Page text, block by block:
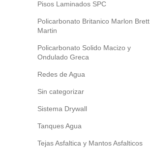
Pisos Laminados SPC
Policarbonato Britanico Marlon Brett
Martin
Policarbonato Solido Macizo y
Ondulado Greca
Redes de Agua
Sin categorizar
Sistema Drywall
Tanques Agua
Tejas Asfaltica y Mantos Asfalticos